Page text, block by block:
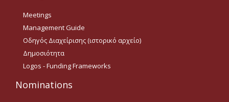
Guidelines
Guidelines
Meetings
Management Guide
Οδηγός Διαχείρισης (ιστορικό αρχείο)
Δημοσιότητα
Logos - Funding Frameworks
Nominations